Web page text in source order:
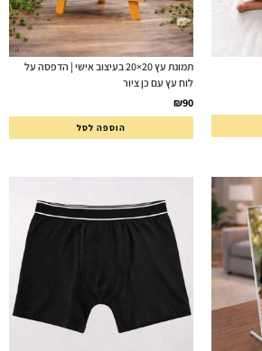
תמונת עץ 20×20 בעיצוב אישי | הדפסה על
לוח עץ עם כן ציור
₪90
הוספה לסל